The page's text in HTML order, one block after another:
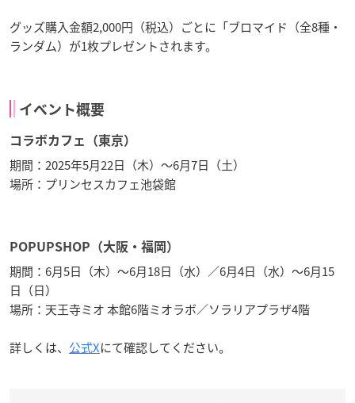
グッズ購入金額2,000円（税込）ごとに「ブロマイド（全8種・
ランダム）が1枚プレゼントされます。
イベント概要
コラボカフェ（東京）
期間：2025年5月22日（木）〜6月7日（土）
場所：プリンセスカフェ池袋館
POPUPSHOP（大阪・福岡）
期間：6月5日（木）〜6月18日（水）／6月4日（水）〜6月15
日（日）
場所：天王寺ミオ 本館6階ミオラボ／ソラリアプラザ4階
詳しくは、 公式Xにて確認してください。